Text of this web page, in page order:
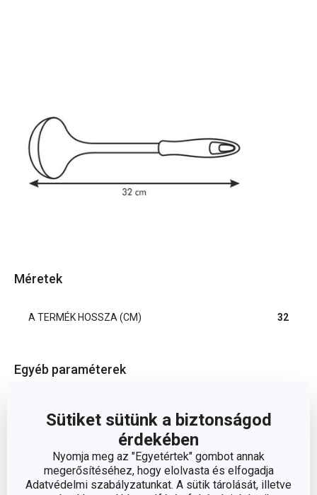
Sütiket sütünk a biztonságod
érdekében
Nyomja meg az "Egyetértek" gombot annak
megerősítéséhez, hogy elolvasta és elfogadja
Adatvédelmi szabályzatunkat. A sütik tárolását, illetve
Méretek
A TERMÉK HOSSZA (CM) 32
Egyéb paraméterek
ANYAG
rozsdamentes acél
BESOROLÁS főzőeszközök